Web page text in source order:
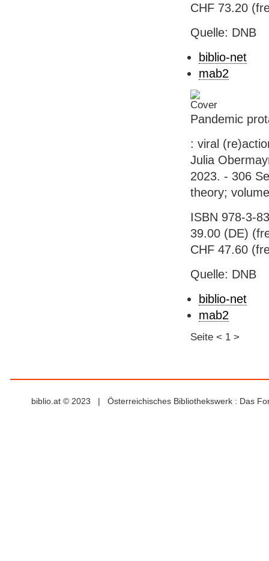
CHF 73.20
Quelle: DNB
biblio-net
mab2
Pandemic
: viral
Julia
2023. - 306
theory;
ISBN 978-3-
39.00 (DE)
CHF 47.60
Quelle: DNB
biblio-net
mab2
Seite < 1 >
biblio.at © 2023 | Österreichisches Bibliothekswerk : Das